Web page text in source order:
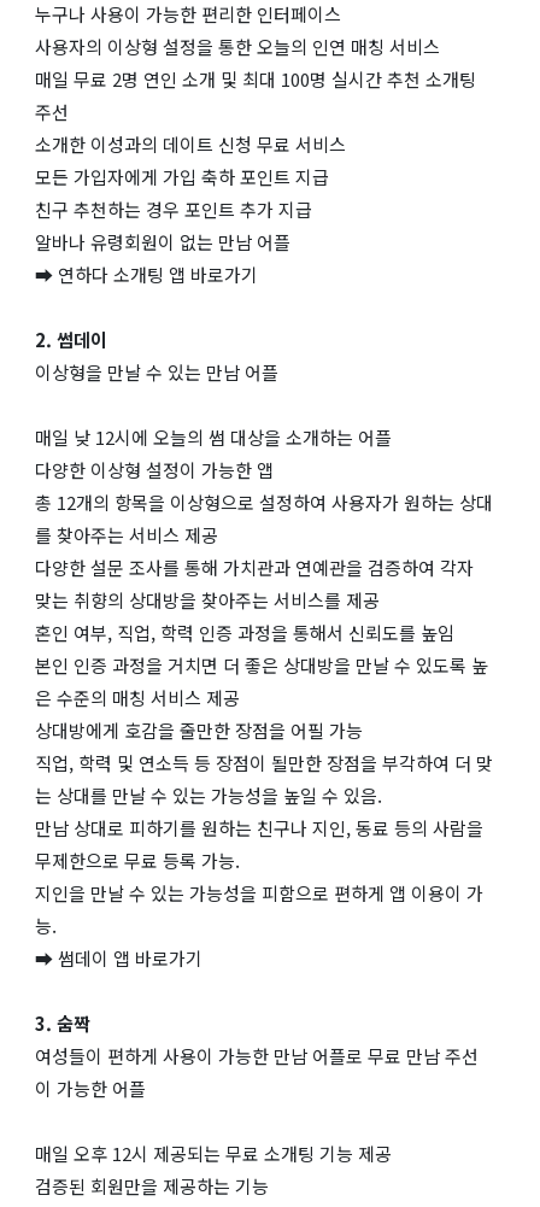
누구나 사용이 가능한 편리한 인터페이스
사용자의 이상형 설정을 통한 오늘의 인연 매칭 서비스
매일 무료 2명 연인 소개 및 최대 100명 실시간 추천 소개팅
주선
소개한 이성과의 데이트 신청 무료 서비스
모든 가입자에게 가입 축하 포인트 지급
친구 추천하는 경우 포인트 추가 지급
알바나 유령회원이 없는 만남 어플
➡ 연하다 소개팅 앱 바로가기
2. 썸데이
이상형을 만날 수 있는 만남 어플
매일 낮 12시에 오늘의 썸 대상을 소개하는 어플
다양한 이상형 설정이 가능한 앱
총 12개의 항목을 이상형으로 설정하여 사용자가 원하는 상대
를 찾아주는 서비스 제공
다양한 설문 조사를 통해 가치관과 연예관을 검증하여 각자
맞는 취향의 상대방을 찾아주는 서비스를 제공
혼인 여부, 직업, 학력 인증 과정을 통해서 신뢰도를 높임
본인 인증 과정을 거치면 더 좋은 상대방을 만날 수 있도록 높
은 수준의 매칭 서비스 제공
상대방에게 호감을 줄만한 장점을 어필 가능
직업, 학력 및 연소득 등 장점이 될만한 장점을 부각하여 더 맞
는 상대를 만날 수 있는 가능성을 높일 수 있음.
만남 상대로 피하기를 원하는 친구나 지인, 동료 등의 사람을
무제한으로 무료 등록 가능.
지인을 만날 수 있는 가능성을 피함으로 편하게 앱 이용이 가
능.
➡ 썸데이 앱 바로가기
3. 숨짝
여성들이 편하게 사용이 가능한 만남 어플로 무료 만남 주선
이 가능한 어플
매일 오후 12시 제공되는 무료 소개팅 기능 제공
검증된 회원만을 제공하는 기능